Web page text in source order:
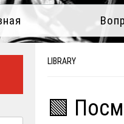
LIBRARY
🟩